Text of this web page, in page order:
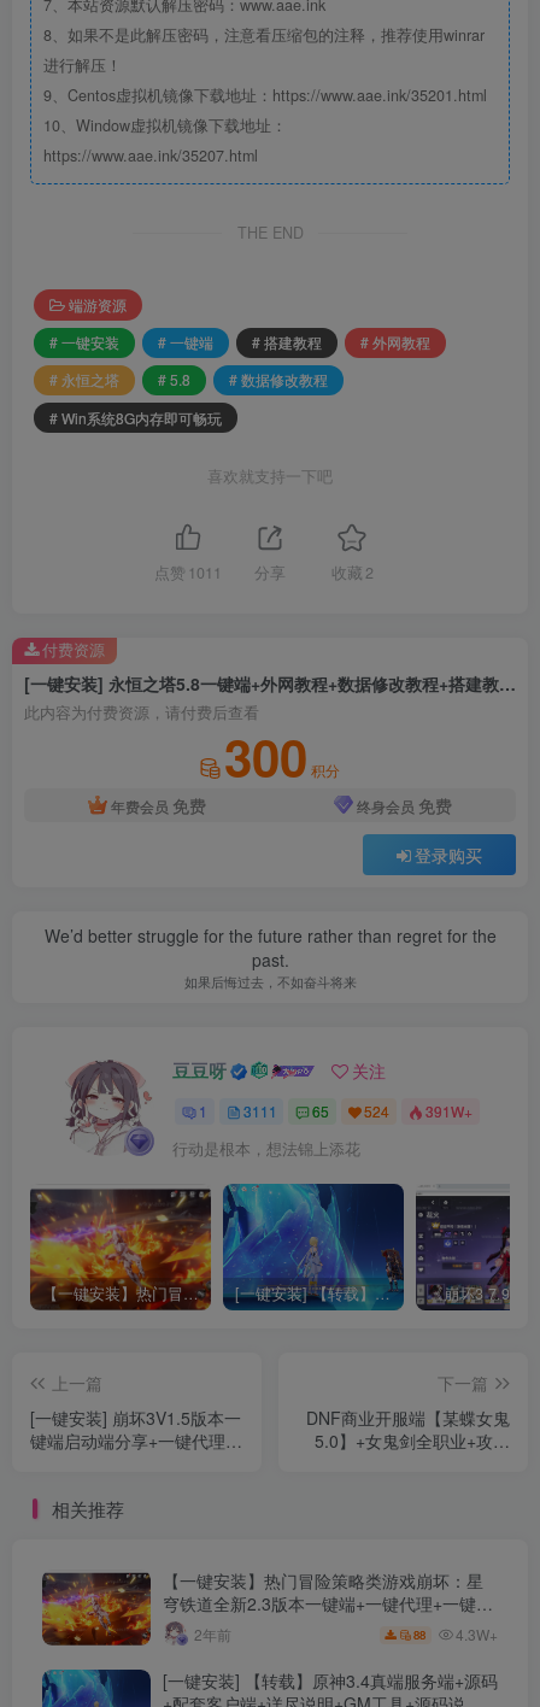
7、本站资源默认解压密码：www.aae.ink
8、如果不是此解压密码，注意看压缩包的注释，推荐使用winrar
进行解压！
9、Centos虚拟机镜像下载地址：https://www.aae.ink/35201.html
10、Window虚拟机镜像下载地址：
https://www.aae.ink/35207.html
THE END
端游资源
# 一键安装
# 一键端 # 搭建教程
# 外网教程
# 永恒之塔
# 5.8
# 数据修改教程
# Win系统8G内存即可畅玩
喜欢就支持一下吧
点赞 1011 分享 收藏 2
[一键安装] 永恒之塔5.8一键端+外网教程+数据修改教程+搭建教程+Win系统8G内存即可畅玩
此内容为付费资源，请付费后查看
300 积分
年费会员 免费 终身会员 免费
登录购买
付费资源
We’d better struggle for the future rather than regret for the
past.
如果后悔过去，不如奋斗将来
豆豆呀 关注
1 3111 65 524 391W+
行动是根本，想法锦上添花
【一键安装】热门冒险策略类游戏崩坏：星穹铁道全新2.3版本一键端+一键代理+一键启动+免虚拟机 [一键安装] 【转载】原神3.4真端服务端+源码+配套客户端+详尽说明+GM工具+源码说明文件
上一篇
[一键安装] 崩坏3V1.5版本一
键端启动端分享+一键代理
下一篇
DNF商业开服端【某蝶女鬼
5.0】+女鬼剑全职业+攻略
相关推荐
【一键安装】热门冒险策略类游戏崩坏：星
穹铁道全新2.3版本一键端+一键代理+一键启
动+免虚拟机
2年前 88 4.3W+
[一键安装] 【转载】原神3.4真端服务端+源码